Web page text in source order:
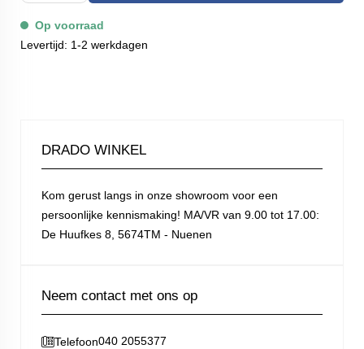
Op voorraad
Levertijd: 1-2 werkdagen
DRADO WINKEL
Kom gerust langs in onze showroom voor een
persoonlijke kennismaking! MA/VR van 9.00 tot 17.00:
De Huufkes 8, 5674TM - Nuenen
Neem contact met ons op
Telefoon040 2055377